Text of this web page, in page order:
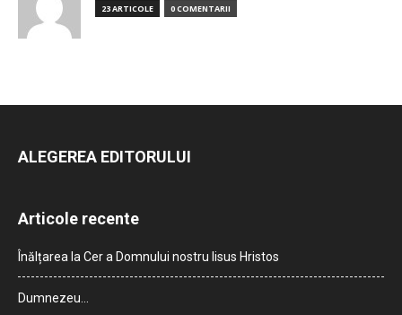
23 ARTICOLE 0 COMENTARII
ALEGEREA EDITORULUI
Articole recente
Înălțarea la Cer a Domnului nostru Iisus Hristos
Dumnezeu…